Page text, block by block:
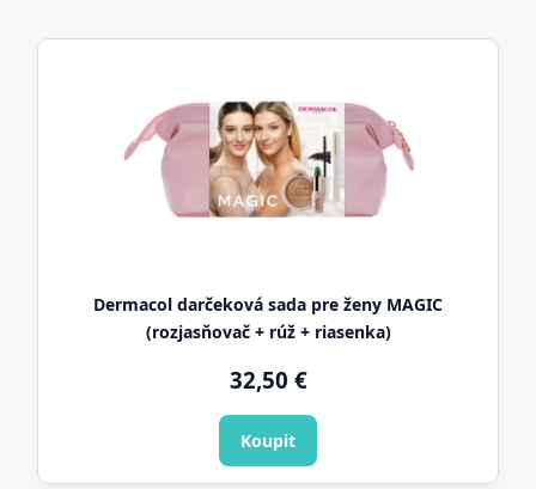
Dermacol darčeková sada pre ženy MAGIC
(rozjasňovač + rúž + riasenka)
32,50 €
Koupit